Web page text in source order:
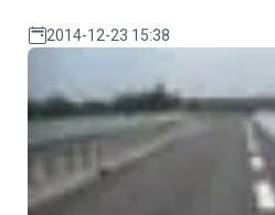
2014-12-23 15:38